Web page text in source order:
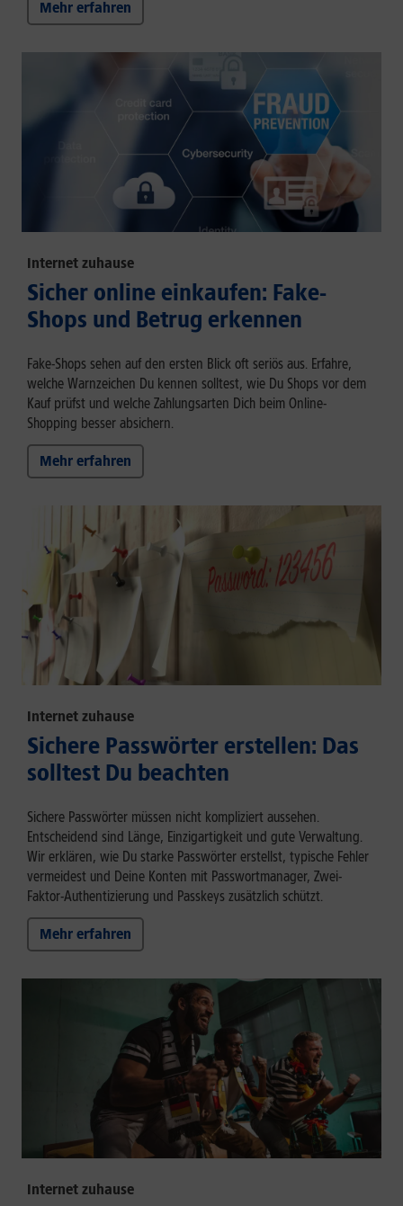
Mehr erfahren
Internet zuhause
Sicher online einkaufen: Fake-
Shops und Betrug erkennen
Fake-Shops sehen auf den ersten Blick oft seriös aus. Erfahre,
welche Warnzeichen Du kennen solltest, wie Du Shops vor dem
Kauf prüfst und welche Zahlungsarten Dich beim Online-
Shopping besser absichern.
Mehr erfahren
Internet zuhause
Sichere Passwörter erstellen: Das
solltest Du beachten
Sichere Passwörter müssen nicht kompliziert aussehen.
Entscheidend sind Länge, Einzigartigkeit und gute Verwaltung.
Wir erklären, wie Du starke Passwörter erstellst, typische Fehler
vermeidest und Deine Konten mit Passwortmanager, Zwei-
Faktor-Authentizierung und Passkeys zusätzlich schützt.
Mehr erfahren
Internet zuhause